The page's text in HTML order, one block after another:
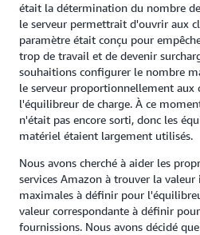
était la détermination du nombre
le serveur permettrait d'ouvrir aux
paramètre était conçu pour
trop de travail et de devenir
souhaitions configurer le nombre
le serveur proportionnellement aux
l'équilibreur de charge. À ce
n'était pas encore sorti, donc les
matériel étaient largement utilisés.
Nous avons cherché à aider les
services Amazon à trouver la valeur
maximales à définir pour
valeur correspondante à définir
fournissions. Nous avons décidé